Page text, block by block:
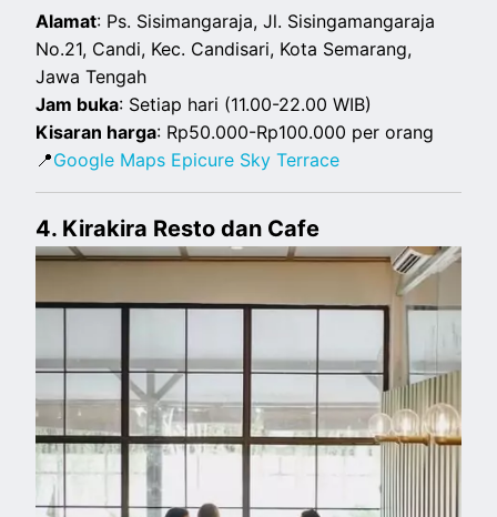
Alamat: Ps. Sisimangaraja, Jl. Sisingamangaraja
No.21, Candi, Kec. Candisari, Kota Semarang,
Jawa Tengah
Jam buka: Setiap hari (11.00-22.00 WIB)
Kisaran harga: Rp50.000-Rp100.000 per orang
📍Google Maps Epicure Sky Terrace
4. Kirakira Resto dan Cafe